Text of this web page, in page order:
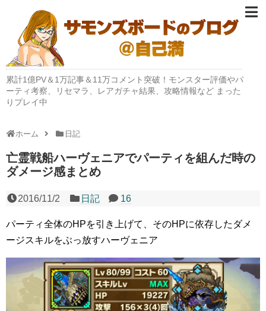
累計1億PV＆1万記事＆11万コメント突破！モンスター評価やパ
ーティ考察、リセマラ、レアガチャ結果、攻略情報など まった
りプレイ中
ホーム 日記
亡霊戦船ハーヴェニアでパーティを組んだ時の
ダメージ感まとめ
2016/11/2 日記 16
パーティ全体のHPを引き上げて、そのHPに依存したダメ
ージスキルをぶっ放すハーヴェニア